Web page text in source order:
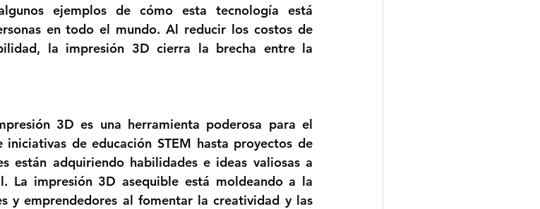
ejemplos de cómo esta tecnología está
en todo el mundo. Al reducir los costos de
la impresión 3D cierra la brecha entre la
3D es una herramienta poderosa para el
de educación STEM hasta proyectos de
están adquiriendo habilidades e ideas valiosas a
La impresión 3D asequible está moldeando a la
y emprendedores al fomentar la creatividad y las